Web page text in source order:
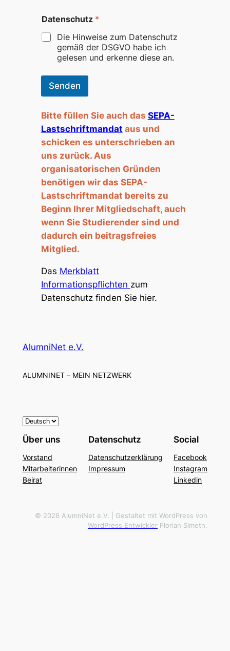
Datenschutz *
Die Hinweise zum Datenschutz
gemäß der DSGVO habe ich
gelesen und erkenne diese an.
Senden
Bitte füllen Sie auch das SEPA-
Lastschriftmandat aus und
schicken es unterschrieben an
uns zurück. Aus
organisatorischen Gründen
benötigen wir das SEPA-
Lastschriftmandat bereits zu
Beginn Ihrer Mitgliedschaft, auch
wenn Sie Studierender sind und
dadurch ein beitragsfreies
Mitglied.
Das Merkblatt
Informationspflichten zum
Datenschutz finden Sie hier.
AlumniNet e.V.
ALUMNINET – MEIN NETZWERK
S
p
a
c
h
Über uns
Vorstand
Mitarbeiterinnen
Beirat
Datenschutz
Datenschutzerklärung
Impressum
Social
Facebook
Instagram
Linkedin
© 2026 AlumniNet e.V. | Gestaltet mit WordPress von
WordPress Entwickler Florian Simeth.